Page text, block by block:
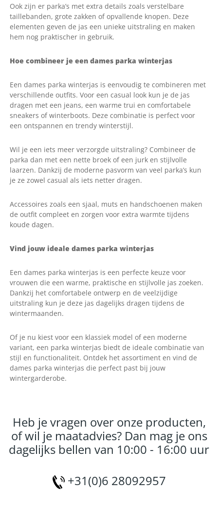
Ook zijn er parka’s met extra details zoals verstelbare
taillebanden, grote zakken of opvallende knopen. Deze
elementen geven de jas een unieke uitstraling en maken
hem nog praktischer in gebruik.
Hoe combineer je een dames parka winterjas
Een dames parka winterjas is eenvoudig te combineren met
verschillende outfits. Voor een casual look kun je de jas
dragen met een jeans, een warme trui en comfortabele
sneakers of winterboots. Deze combinatie is perfect voor
een ontspannen en trendy winterstijl.
Wil je een iets meer verzorgde uitstraling? Combineer de
parka dan met een nette broek of een jurk en stijlvolle
laarzen. Dankzij de moderne pasvorm van veel parka’s kun
je ze zowel casual als iets netter dragen.
Accessoires zoals een sjaal, muts en handschoenen maken
de outfit compleet en zorgen voor extra warmte tijdens
koude dagen.
Vind jouw ideale dames parka winterjas
Een dames parka winterjas is een perfecte keuze voor
vrouwen die een warme, praktische en stijlvolle jas zoeken.
Dankzij het comfortabele ontwerp en de veelzijdige
uitstraling kun je deze jas dagelijks dragen tijdens de
wintermaanden.
Of je nu kiest voor een klassiek model of een moderne
variant, een parka winterjas biedt de ideale combinatie van
stijl en functionaliteit. Ontdek het assortiment en vind de
dames parka winterjas die perfect past bij jouw
wintergarderobe.
Heb je vragen over onze producten,
of wil je maatadvies? Dan mag je ons
dagelijks bellen van 10:00 - 16:00 uur
+31(0)6 28092957